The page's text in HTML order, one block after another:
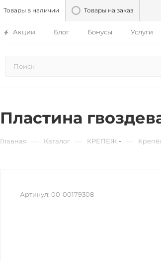
Товары в наличии Товары на заказ
Акции Блог Бонусы Услуги
Пластина
Главная Каталог КРЕПЕЖ
Артикул: 00-00179308